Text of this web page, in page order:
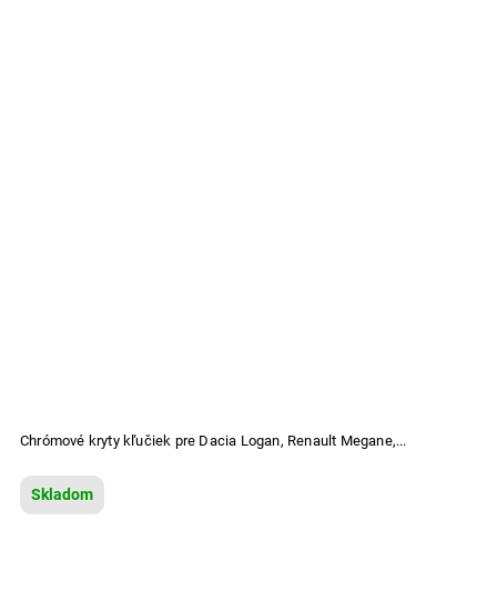
Chrómové kryty kľučiek pre Dacia Logan, Renault Megane,...
Skladom